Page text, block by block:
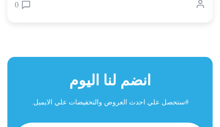
0
انضم لنا اليوم
#ستحصل علي احدث العروض والتخفيضات علي الايميل.